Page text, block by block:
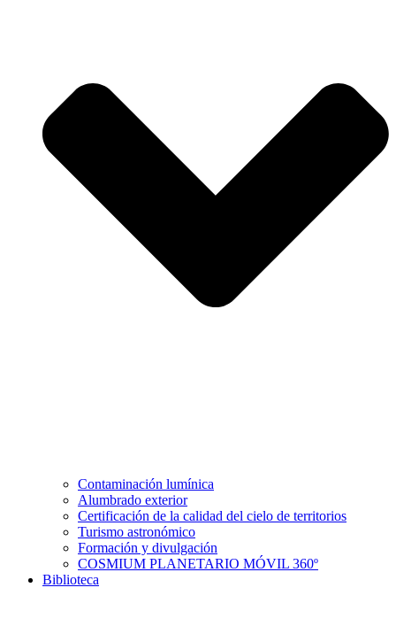
Contaminación lumínica
Alumbrado exterior
Certificación de la calidad del cielo de territorios
Turismo astronómico
Formación y divulgación
COSMIUM PLANETARIO MÓVIL 360º
Biblioteca